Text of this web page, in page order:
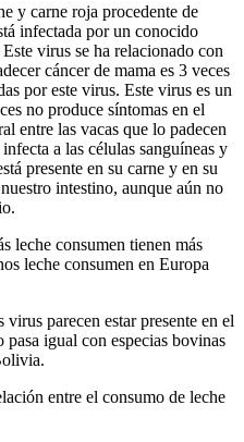
y carne roja procedente de
infectada por un conocido
virus se ha relacionado con
cáncer de mama es 3 veces
por este virus. Este virus es un
no produce síntomas en el
entre las vacas que lo padecen
a las células sanguíneas y
presente en su carne y en su
intestino, aunque aún no
leche consumen tienen más
leche consumen en Europa
parecen estar presente en el
igual con especias bovinas